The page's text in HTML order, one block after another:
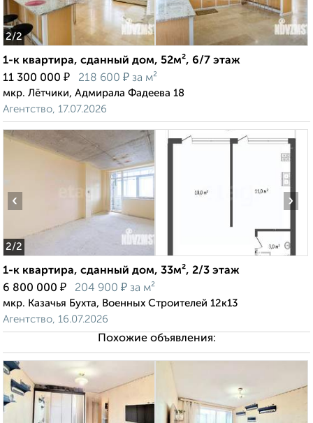
2/2
1-к квартира, сданный дом, 52м², 6/7 этаж
11 300 000 ₽ 218 600 ₽ за м²
мкр. Лётчики, Адмирала Фадеева 18
Агентство, 17.07.2026
2/2
‹ ›
1-к квартира, сданный дом, 33м², 2/3 этаж
6 800 000 ₽ 204 900 ₽ за м²
мкр. Казачья Бухта, Военных Строителей 12к13
Агентство, 16.07.2026
Похожие объявления: